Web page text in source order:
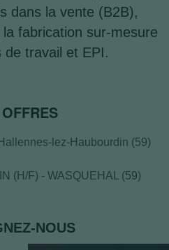
dans la vente (B2B),
fabrication sur-mesure
de travail et EPI.
lez-Haubourdin (59)
(H/F) - WASQUEHAL (59)
NOUS